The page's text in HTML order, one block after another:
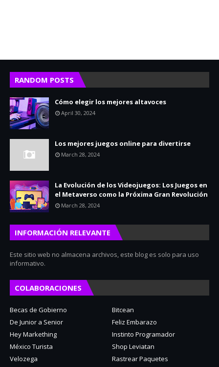
RANDOM POSTS
Cómo elegir los mejores altavoces
April 30, 2024
Los mejores juegos online para divertirse
March 28, 2024
La Evolución de los Videojuegos: Los Juegos en
el Metaverso como la Próxima Gran Revolución
March 28, 2024
INFORMACIÓN RELEVANTE
Este sitio web no almacena archivos, este blog es solo para uso
informativo.
COLABORACIONES
Becas de Gobierno
Bitcean
De Junior a Senior
Feliz Embarazo
Hey Markething
Instinto Programador
México Turista
Shop Leviatan
Velozega
Rastrear Paquetes